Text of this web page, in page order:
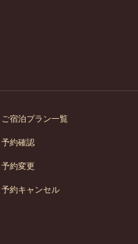
ご宿泊プラン一覧
予約確認
予約変更
予約キャンセル